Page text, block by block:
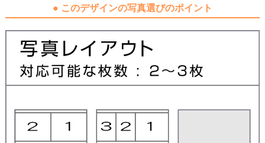
● このデザインの写真選びのポイント